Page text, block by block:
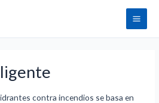
contra incendios se basa en